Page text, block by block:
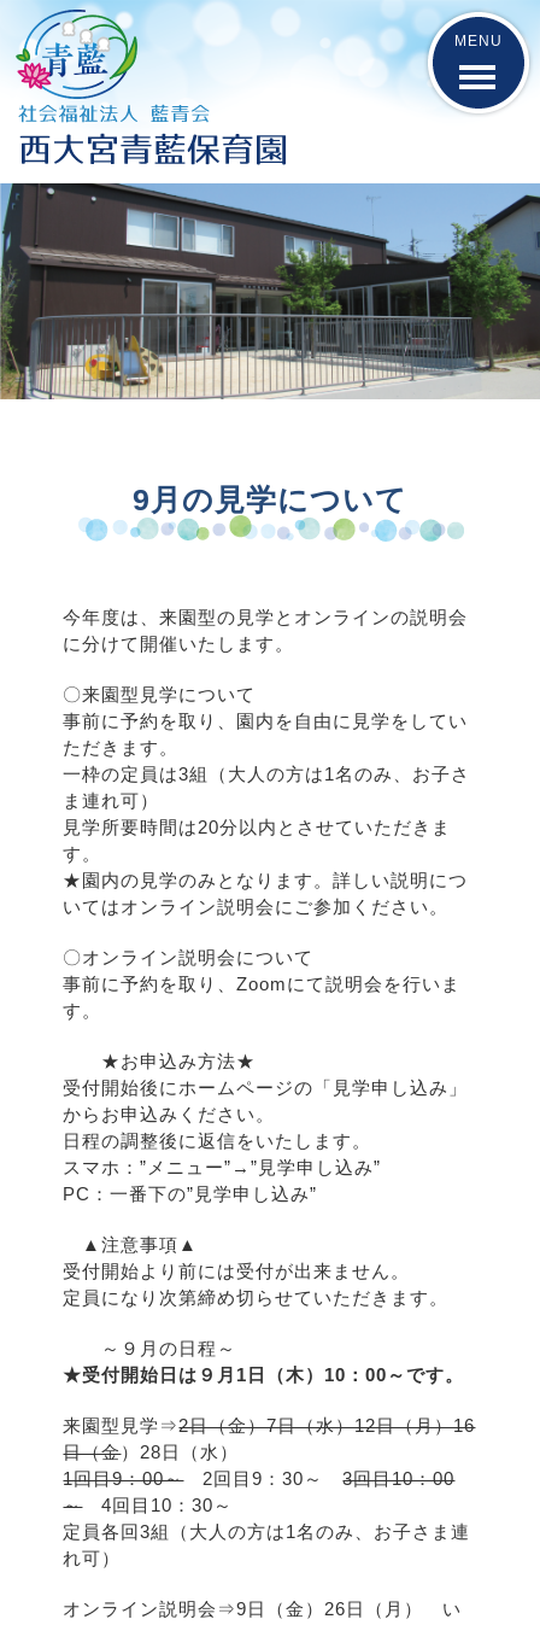
9月の見学について
今年度は、来園型の見学とオンラインの説明会
に分けて開催いたします。
〇来園型見学について
事前に予約を取り、園内を自由に見学をしてい
ただきます。
一枠の定員は3組（大人の方は1名のみ、お子さ
ま連れ可）
見学所要時間は20分以内とさせていただきま
す。
★園内の見学のみとなります。詳しい説明につ
いてはオンライン説明会にご参加ください。
〇オンライン説明会について
事前に予約を取り、Zoomにて説明会を行いま
す。
★お申込み方法★
受付開始後にホームページの「見学申し込み」
からお申込みください。
日程の調整後に返信をいたします。
スマホ：”メニュー”→”見学申し込み”
PC：一番下の”見学申し込み”
▲注意事項▲
受付開始より前には受付が出来ません。
定員になり次第締め切らせていただきます。
～９月の日程～
★受付開始日は９月1日（木）10：00～です。
来園型見学⇒2日（金）7日（水）12日（月）16
日（金）28日（水）
1回目9：00～2回目9：30～3回目10：00
～4回目10：30～
定員各回3組（大人の方は1名のみ、お子さま連
れ可）
オンライン説明会⇒9日（金）26日（月） い